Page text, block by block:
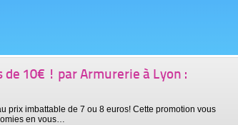
de 10€ ! par Armurerie à Lyon :
prix imbattable de 7 ou 8 euros! Cette promotion vous
en vous…